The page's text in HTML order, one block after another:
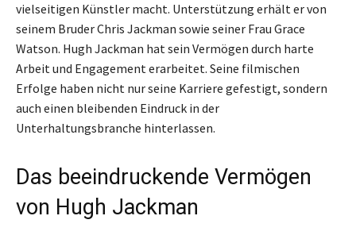
vielseitigen Künstler macht. Unterstützung erhält er von
seinem Bruder Chris Jackman sowie seiner Frau Grace
Watson. Hugh Jackman hat sein Vermögen durch harte
Arbeit und Engagement erarbeitet. Seine filmischen
Erfolge haben nicht nur seine Karriere gefestigt, sondern
auch einen bleibenden Eindruck in der
Unterhaltungsbranche hinterlassen.
Das beeindruckende Vermögen
von Hugh Jackman